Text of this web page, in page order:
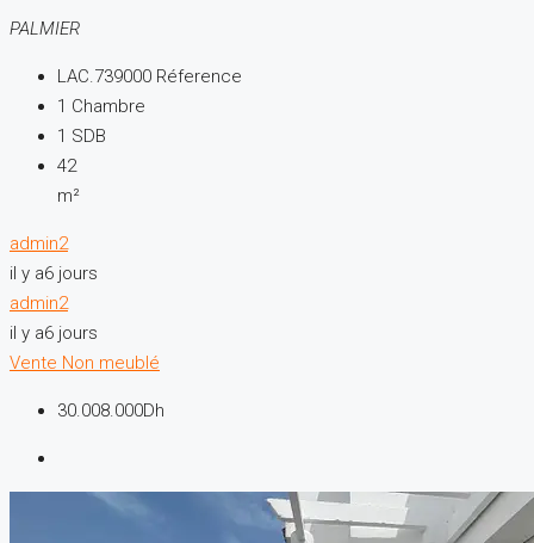
PALMIER
LAC.739000 Réference
1 Chambre
1 SDB
42
m²
admin2
il y a6 jours
admin2
il y a6 jours
Vente Non meublé
30.008.000Dh